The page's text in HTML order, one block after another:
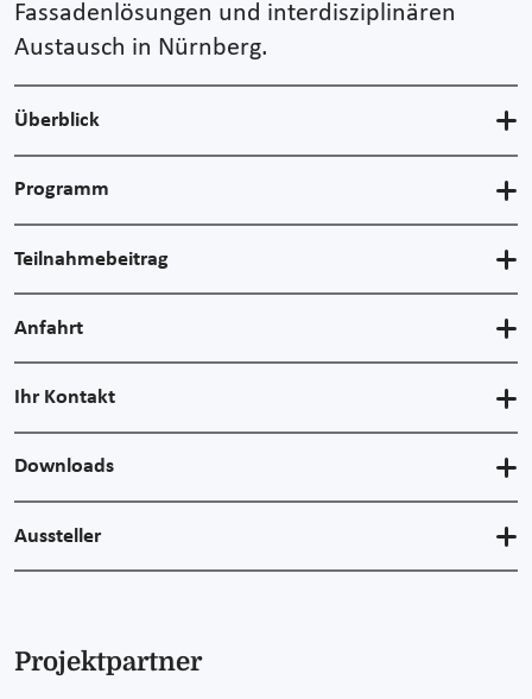
Fassadenlösungen und interdisziplinären
Austausch in Nürnberg.
Überblick
Programm
Teilnahmebeitrag
Anfahrt
Ihr Kontakt
Downloads
Aussteller
Projektpartner